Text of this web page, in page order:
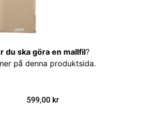
du ska göra en mallfil?
på denna produktsida.
599,00 kr